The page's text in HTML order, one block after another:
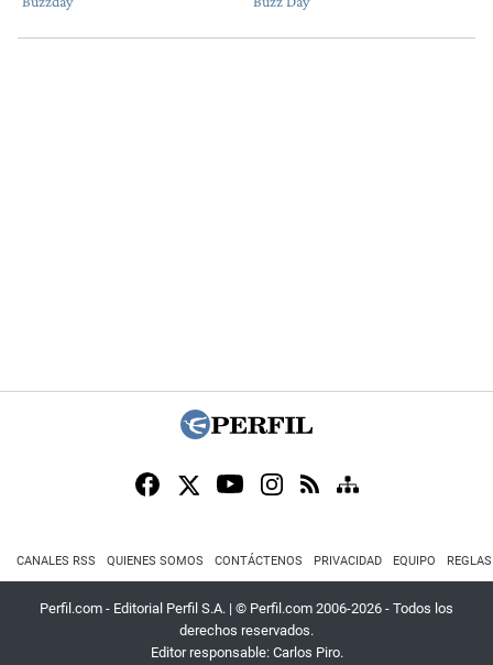
CANALES RSS QUIENES SOMOS CONTÁCTENOS PRIVACIDAD EQUIPO
Perfil.com - Editorial Perfil S.A. | © Perfil.com 2006-2026 - Todos los
derechos reservados.
Editor responsable: Carlos Piro.